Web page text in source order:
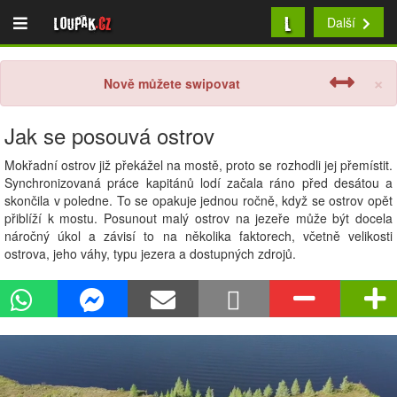
Loupak.cz L Další
×
Nově můžete swipovat
Jak se posouvá ostrov
Mokřadní ostrov již překážel na mostě, proto se rozhodli jej přemístit.
Synchronizovaná práce kapitánů lodí začala ráno před desátou a
skončila v poledne. To se opakuje jednou ročně, když se ostrov opět
přiblíží k mostu. Posunout malý ostrov na jezeře může být docela
náročný úkol a závisí to na několika faktorech, včetně velikosti
ostrova, jeho váhy, typu jezera a dostupných zdrojů.